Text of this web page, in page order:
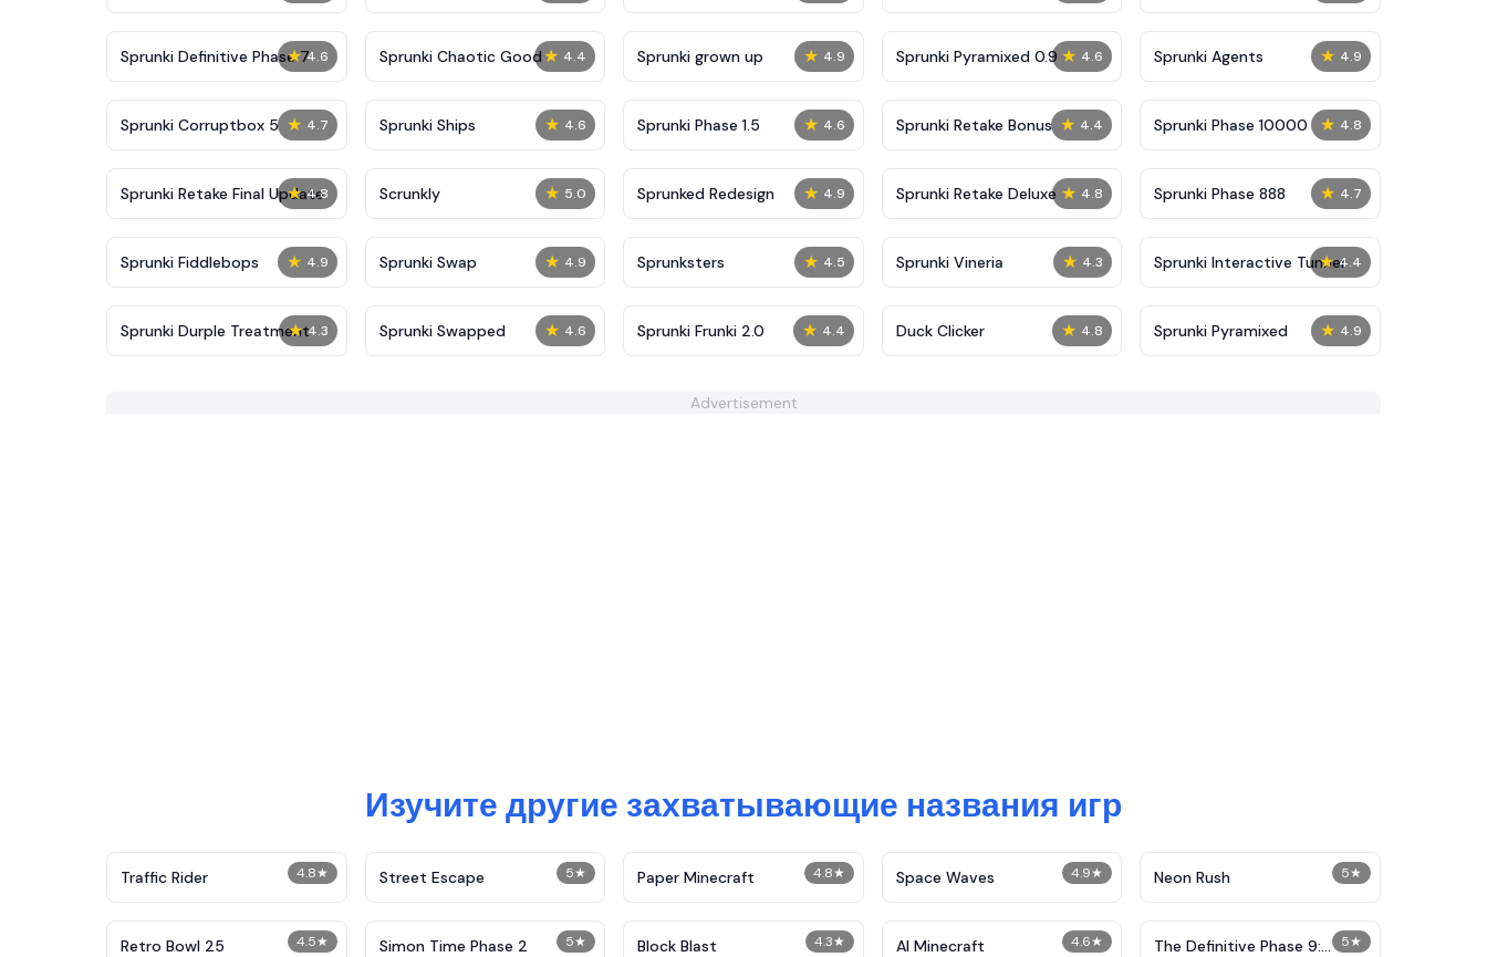
★ 4.6
Sprunki Definitive Phase 7 ★ 4.4
Sprunki Chaotic Good ★ 4.9
Sprunki grown up ★ 4.6
Sprunki Pyramixed 0.9 ★ 4.9
Sprunki Agents
★ 4.7
Sprunki Corruptbox 5 ★ 4.6
Sprunki Ships ★ 4.6
Sprunki Phase 1.5 ★ 4.4
Sprunki Retake Bonus ★ 4.8
Sprunki Phase 10000
★ 4.8
Sprunki Retake Final Update ★ 5.0
Scrunkly ★ 4.9
Sprunked Redesign ★ 4.8
Sprunki Retake Deluxe ★ 4.7
Sprunki Phase 888
★ 4.9
Sprunki Fiddlebops ★ 4.9
Sprunki Swap ★ 4.5
Sprunksters ★ 4.3
Sprunki Vineria ★ 4.4
Sprunki Interactive Tunner
★ 4.3
Sprunki Durple Treatment ★ 4.6
Sprunki Swapped ★ 4.4
Sprunki Frunki 2.0 ★ 4.8
Duck Clicker ★ 4.9
Sprunki Pyramixed
Advertisement
Изучите другие захватывающие названия игр
4.8★
Traffic Rider 5★
Street Escape 4.8★
Paper Minecraft 4.9★
Space Waves 5★
Neon Rush
4.5★
Retro Bowl 25 5★
Simon Time Phase 2 4.3★
Block Blast 4.6★
AI Minecraft 5★
The Definitive Phase 9: